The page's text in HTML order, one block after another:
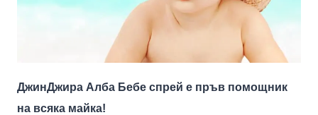
ДжинДжира Алба Бебе спрей е пръв помощник
на всяка майка!